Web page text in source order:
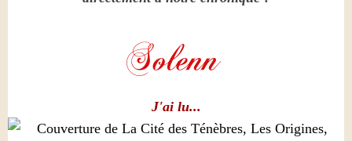
J'ai lu...